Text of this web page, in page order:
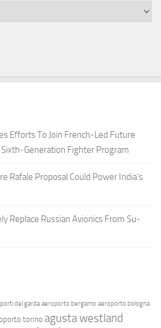
Efforts To Join French-Led Future
Fighter Program
Rafale Proposal Could Power India’s
Replace Russian Avionics From Su-
del garda aeroporto bergamo aeroporto bologna
torino agusta westland